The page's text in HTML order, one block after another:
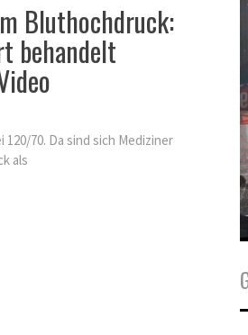
Bluthochdruck:
behandelt
70. Da sind sich Mediziner
als
SIE ES ALS KINDERARZT
FRUSTRIEREND, DASS ALLES